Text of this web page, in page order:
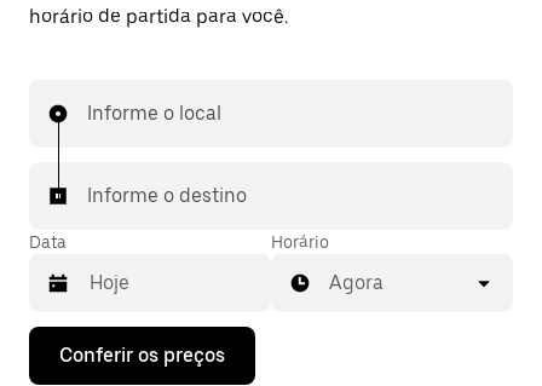
horário de partida para você.
Informe o local
Informe o destino
Data
Pressione
Horário
Agora
Conferir os preços